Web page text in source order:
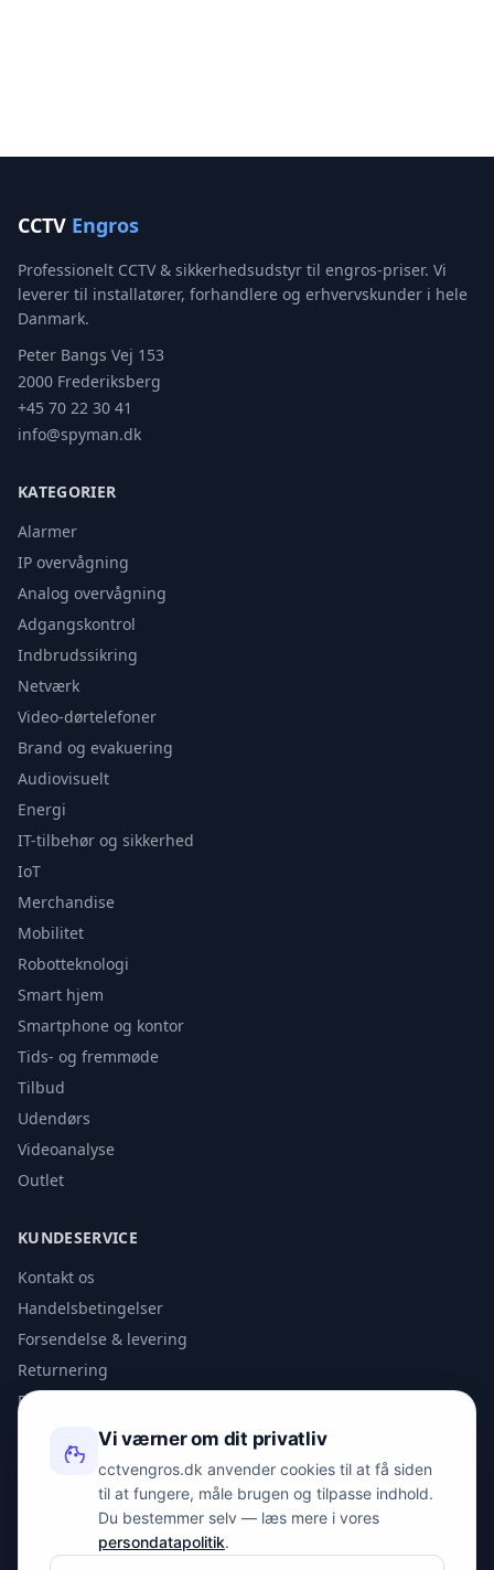
CCTV Engros
Professionelt CCTV & sikkerhedsudstyr til engros-priser. Vi
leverer til installatører, forhandlere og erhvervskunder i hele
Danmark.
Peter Bangs Vej 153
2000 Frederiksberg
+45 70 22 30 41
info@spyman.dk
KATEGORIER
Alarmer
IP overvågning
Analog overvågning
Adgangskontrol
Indbrudssikring
Netværk
Video-dørtelefoner
Brand og evakuering
Audiovisuelt
Energi
IT-tilbehør og sikkerhed
IoT
Merchandise
Mobilitet
Robotteknologi
Smart hjem
Smartphone og kontor
Tids- og fremmøde
Tilbud
Udendørs
Videoanalyse
Outlet
KUNDESERVICE
Kontakt os
Handelsbetingelser
Forsendelse & levering
Returnering
Privatlivspolitik
KONTAKT
info@spyman.dk
Vi værner om dit privatliv
cctvengros.dk anvender cookies til at få siden
til at fungere, måle brugen og tilpasse indhold.
Du bestemmer selv — læs mere i vores
persondatapolitik.